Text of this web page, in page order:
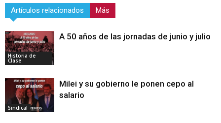
Artículos relacionados Más
Historia de
Clase
A 50 años de las jornadas de junio y julio
Sindical
Milei y su gobierno le ponen cepo al
salario